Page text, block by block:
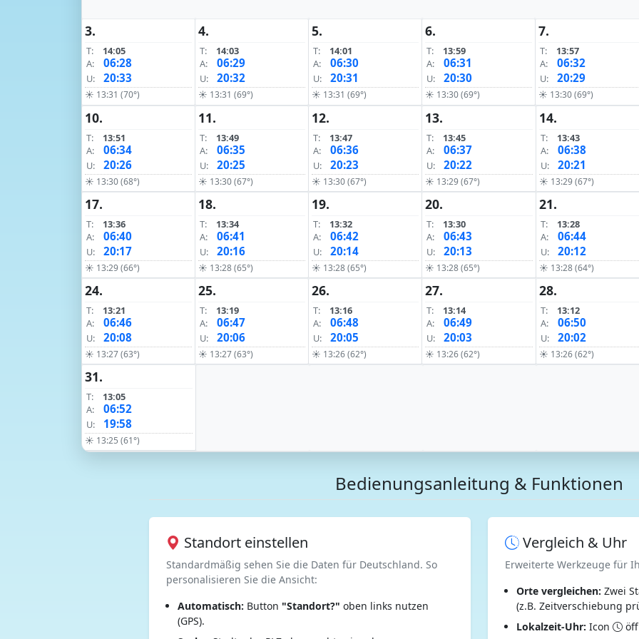
3.
T:
14:05
A:
06:28
U: 20:33
☀ 13:31 (70°)
4.
T:
14:03
A:
06:29
U: 20:32
☀ 13:31 (69°)
5.
T:
14:01
A:
06:30
U: 20:31
☀ 13:31 (69°)
6.
T:
13:59
A:
06:31
U: 20:30
☀ 13:30 (69°)
7.
T:
13:57
A:
06:32
U: 20:29
☀ 13:30 (69°)
10.
T:
13:51
A:
06:34
U: 20:26
☀ 13:30 (68°)
11.
T:
13:49
A:
06:35
U: 20:25
☀ 13:30 (67°)
12.
T:
13:47
A:
06:36
U: 20:23
☀ 13:30 (67°)
13.
T:
13:45
A:
06:37
U: 20:22
☀ 13:29 (67°)
14.
T:
13:43
A:
06:38
U: 20:21
☀ 13:29 (67°)
17.
T:
13:36
A:
06:40
U: 20:17
☀ 13:29 (66°)
18.
T:
13:34
A:
06:41
U: 20:16
☀ 13:28 (65°)
19.
T:
13:32
A:
06:42
U: 20:14
☀ 13:28 (65°)
20.
T:
13:30
A:
06:43
U: 20:13
☀ 13:28 (65°)
21.
T:
13:28
A:
06:44
U: 20:12
☀ 13:28 (64°)
24.
T:
13:21
A:
06:46
U: 20:08
☀ 13:27 (63°)
25.
T:
13:19
A:
06:47
U: 20:06
☀ 13:27 (63°)
26.
T:
13:16
A:
06:48
U: 20:05
☀ 13:26 (62°)
27.
T:
13:14
A:
06:49
U: 20:03
☀ 13:26 (62°)
28.
T:
13:12
A:
06:50
U: 20:02
☀ 13:26 (62°)
31.
T:
13:05
A:
06:52
U: 19:58
☀ 13:25 (61°)
Bedienungsanleitung & Funktionen
Standort einstellen
Standardmäßig sehen Sie die Daten für Deutschland. So
personalisieren Sie die Ansicht:
Automatisch: Button "Standort?" oben links nutzen
(GPS).
Vergleich & Uhr
Erweiterte Werkzeuge für
Orte vergleichen: Zwei
(z.B. Zeitverschiebung
Lokalzeit-Uhr: Icon